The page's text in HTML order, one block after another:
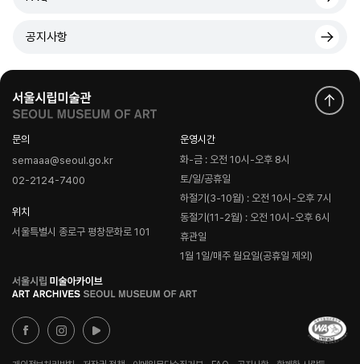
공지사항
문의
semaaa@seoul.go.kr
02-2124-7400
위치
서울특별시 종로구 평창문화로 101
운영시간
화-금 : 오전 10시-오후 8시
토/일/공휴일
하절기(3-10월) : 오전 10시-오후 7시
동절기(11-2월) : 오전 10시-오후 6시
휴관일
1월 1일/매주 월요일(공휴일 제외)
로
고